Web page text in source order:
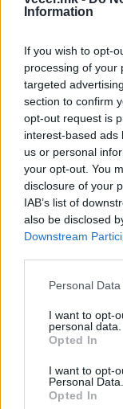
Information
If you wish to opt-
processing of your
targeted
section to confirm
opt-out request is
interest-based ads
us or personal
your opt-out. You
disclosure of your
IAB’s list of
also be disclosed
Downstream
Personal
I want to opt-
personal data.
Opted In
I want to opt-
Personal Data.
Opted In
Досега
ги
прошират во
Според
критична фаза
© Vecer.mk,